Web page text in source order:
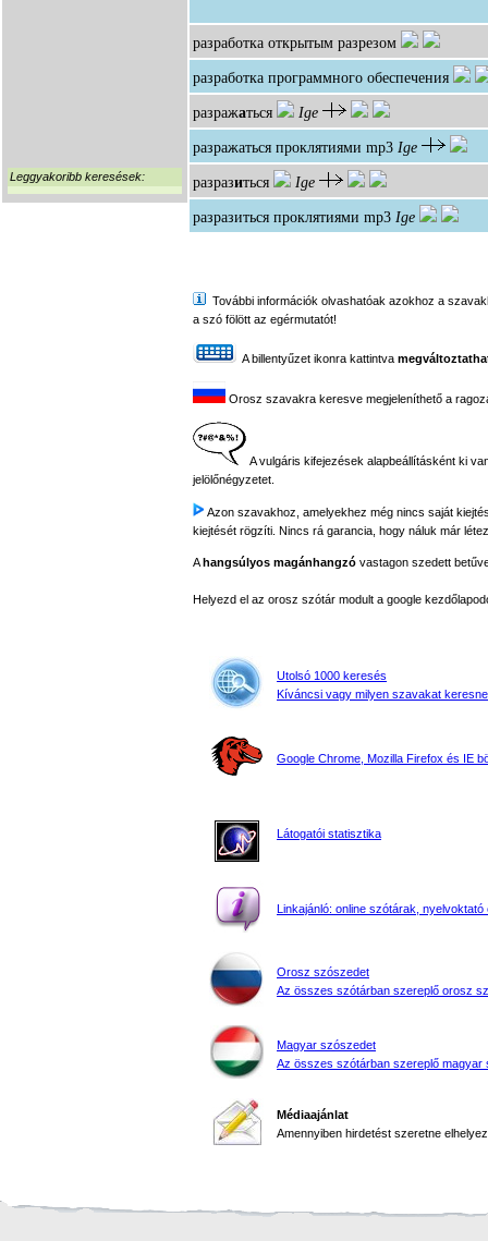
Leggyakoribb keresések:
разработка открытым разрезом
разработка программного обеспечения
разражаться Ige
разражаться проклятиями mp3 Ige
разразиться Ige
разразиться проклятиями mp3 Ige
További információk olvashatóak azokhoz a
a szó fölött az egérmutatót!
A billentyűzet ikonra kattintva
Orosz szavakra keresve megjeleníthető a
A vulgáris kifejezések alapbeállításként ki
jelölőnégyzetet.
Azon szavakhoz, amelyekhez még nincs saját
kiejtését rögzíti. Nincs rá garancia, hogy náluk már
Ahangsúlyos magánhangzó vastagon szedett
Helyezd el az orosz szótár modult a google
Utolsó 1000 keresés
Kíváncsi vagy milyen szavakat
Google Chrome, Mozilla Firefox és IE
Látogatói statisztika
Linkajánló: online szótárak, nyelvoktató
Orosz szószedet
Az összes szótárban szereplő orosz
Magyar szószedet
Az összes szótárban szereplő magyar
Médiaajánlat
Amennyiben hirdetést szeretne